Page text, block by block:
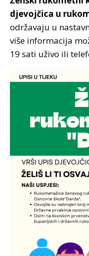
djevojčica u
održavaju u
više informacija
19 sati uživo ili